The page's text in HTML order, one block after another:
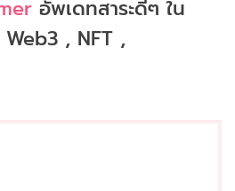
อัพเดทสาระดีๆ ใน
, NFT ,